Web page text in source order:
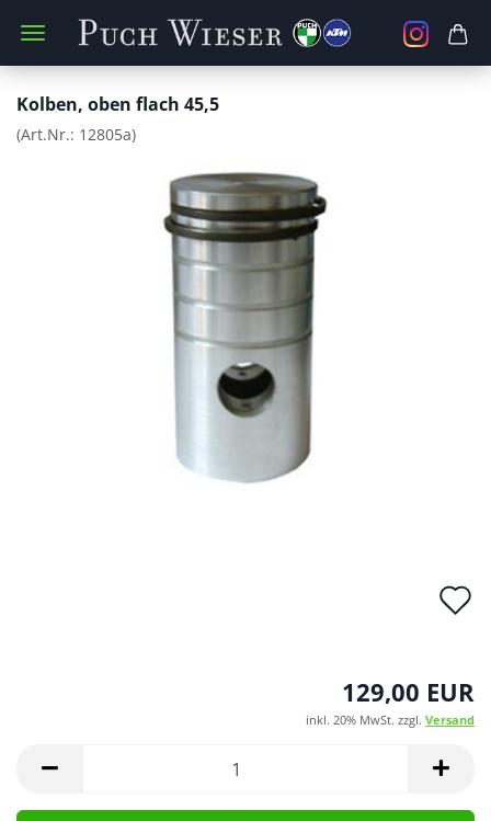
Kolben, oben flach 45,5
(Art.Nr.: 12805a)
129,00 EUR
inkl. 20% MwSt. zzgl. Versand